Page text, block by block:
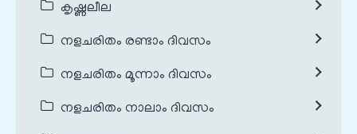
കൃഷ്ണലീല
നളചരിതം രണ്ടാം ദിവസം
നളചരിതം മൂന്നാം ദിവസം
നളചരിതം നാലാം ദിവസം